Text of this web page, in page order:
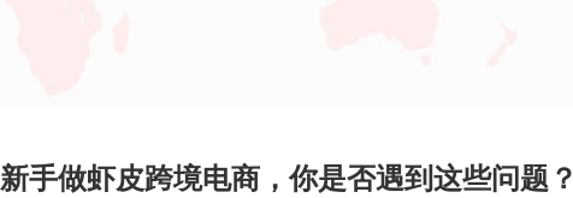
新手做虾皮跨境电商，你是否遇到这些问题？